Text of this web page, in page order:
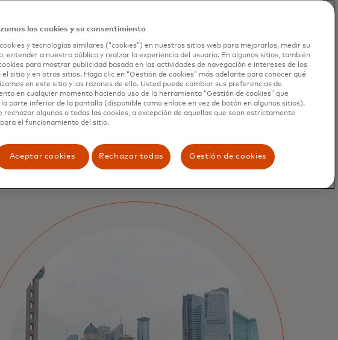
ingresos
La digitalización de los servicios
gubernamentales tiene el potencial de
desbloquear un valor enorme tanto para
ciudadanos como para los
las cookies y su consentimiento
y tecnologías similares (“cookies”) en nuestros sitios web para mejorarlos, medir su
entender a nuestro público y realzar la experiencia del usuario. En algunos sitios, también
para mostrar publicidad basada en las actividades de navegación e intereses de los
el sitio y en otros sitios. Haga clic en “Gestión de cookies” más adelante para conocer qué
en este sitio y las razones de ello. Usted puede cambiar sus preferencias de
en cualquier momento haciendo uso de la herramienta “Gestión de cookies” que
la parte inferior de la pantalla (disponible como enlace en vez de botón en algunos sitios).
rechazar algunas o todas las cookies, a excepción de aquellas que sean estrictamente
el funcionamiento del sitio.
Aceptar cookies Rechazar todas Gestión de cookies